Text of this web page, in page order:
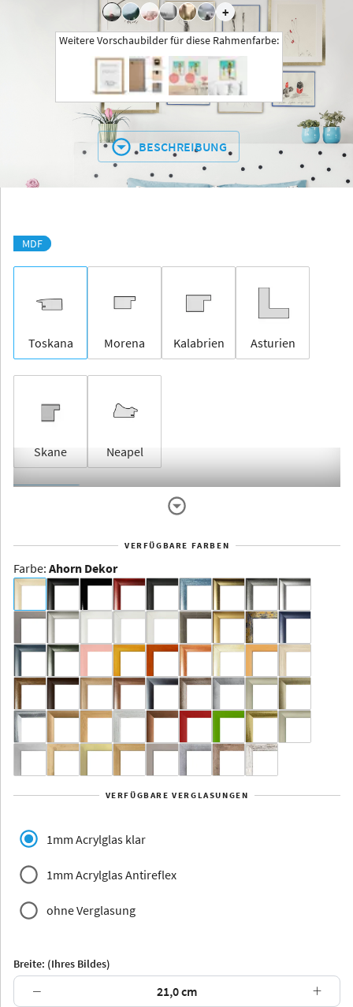
+
Weitere Vorschaubilder für diese Rahmenfarbe:
BESCHREIBUNG
MDF
Toskana Morena Kalabrien Asturien
Skane Neapel
Dakota -
Rahmenloser
Aluminium
Yukon Alaska
Jersey Dauphine
VERFÜGBARE FARBEN
Farbe: Ahorn Dekor
VERFÜGBARE VERGLASUNGEN
1mm Acrylglas klar
1mm Acrylglas Antireflex
ohne Verglasung
Breite: (Ihres Bildes)
− +